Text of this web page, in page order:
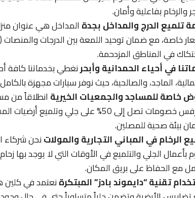
والرخام بفاعلية وأمان.
تلميع الدرج والمداخل بجدة المداخل هي عنوان
خاصة، مع ضمان توحيد اللمعة بين الدرجات
في المناطق المزدحمة.
في أحياء الحمدانية وأبحرنغطي بخدماتنا كافة
الماجد، والصالحية، حيث نوفر سيارات مجهزة
خاصة للمساجد والجمعيات الخيرية انطلاقاً من
سيرفس خصومات تصل إلى 50% على جلي
بيئة صحية للمصلين.
الرخام في المباني التجارية والمولاتنحن شركاء
بأعمال الجلي والتلميع في الأوقات التي لا يوجد بها
مع الحفاظ على بريق المكان.
تقنية “دايموند بادز” المبتكرةنعتمد في كلين